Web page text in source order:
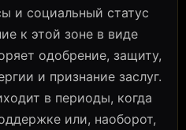
и социальный статус
к этой зоне в виде
одобрение, защиту,
и признание заслуг.
в периоды, когда
или, наоборот,